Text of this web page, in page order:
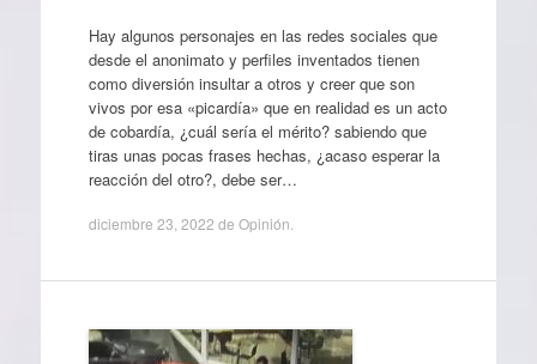
Hay algunos personajes en las redes sociales que
desde el anonimato y perfiles inventados tienen
como diversión insultar a otros y creer que son
vivos por esa «picardía» que en realidad es un acto
de cobardía, ¿cuál sería el mérito? sabiendo que
tiras unas pocas frases hechas, ¿acaso esperar la
reacción del otro?, debe ser…
diciembre 23, 2022 de Opinión